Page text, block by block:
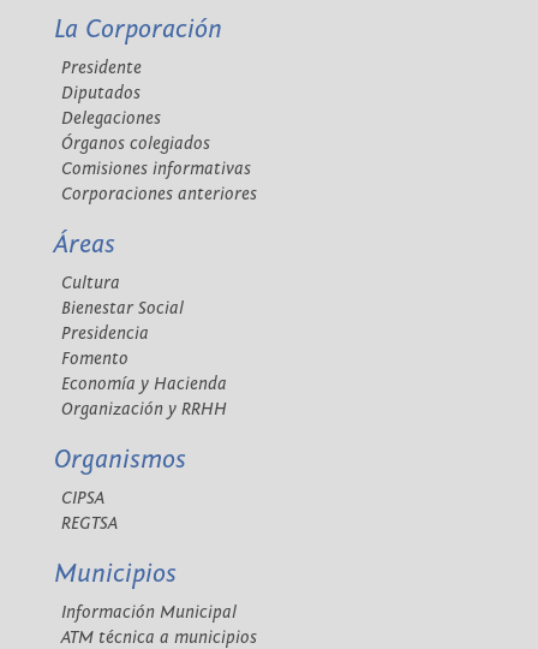
La Corporación
Presidente
Diputados
Delegaciones
Órganos colegiados
Comisiones informativas
Corporaciones anteriores
Áreas
Cultura
Bienestar Social
Presidencia
Fomento
Economía y Hacienda
Organización y RRHH
Organismos
CIPSA
REGTSA
Municipios
Información Municipal
ATM técnica a municipios